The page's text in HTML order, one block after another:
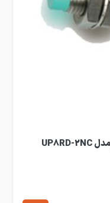
سنسور پراکسیمیتی NPN نرمال کلوز مدل UP8RD-2NC